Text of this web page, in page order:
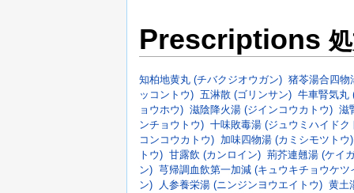
Prescriptions
知柏地黄丸 (チバクジオウガン) 猪苓湯合四物
ッコントウ) 五淋散 (ゴリンサン) 牛車腎気丸
ョウホウ) 滋陰降火湯 (ジインコウカトウ) 滋
ンチョウトウ) 十味敗毒湯 (ジュウミハイドク
コンコウカトウ) 加味四物湯 (カミシモツトウ)
トウ) 甘露飲 (カンロイン) 荊芥連翹湯 (ケイ
ン) 芎帰調血飲第一加減 (キュウキチョウケツ
ン)
人参養栄湯 (ニンジンヨウエイトウ) 黄土